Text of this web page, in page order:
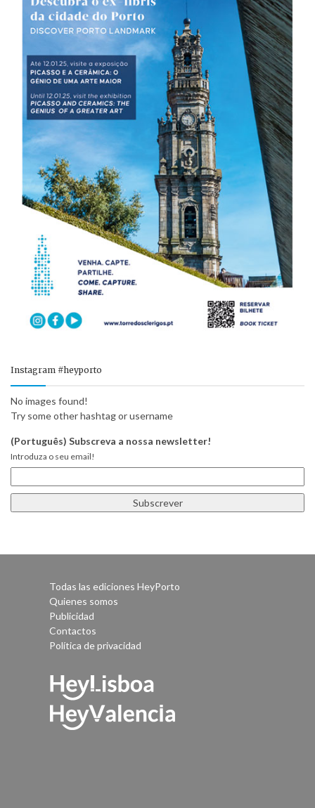
Instagram #heyporto
No images found!
Try some other hashtag or username
(Português) Subscreva a nossa newsletter!
Introduza o seu email!
Todas las ediciones HeyPorto
Quienes somos
Publicidad
Contactos
Política de privacidad